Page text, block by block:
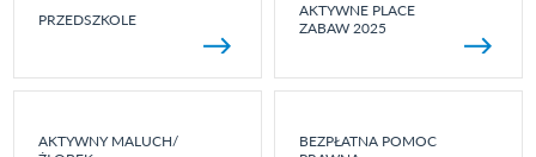
PRZEDSZKOLE
AKTYWNE PLACE
ZABAW 2025
AKTYWNY MALUCH/
BEZPŁATNA POMOC